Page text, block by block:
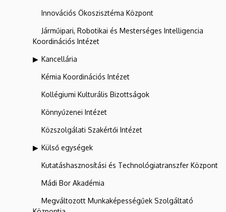
Innovációs Ökoszisztéma Központ
Járműipari, Robotikai és Mesterséges Intelligencia
Koordinációs Intézet
Kancellária
Kémia Koordinációs Intézet
Kollégiumi Kulturális Bizottságok
Könnyűzenei Intézet
Közszolgálati Szakértői Intézet
Külső egységek
Kutatáshasznosítási és Technológiatranszfer Központ
Mádi Bor Akadémia
Megváltozott Munkaképességűek Szolgáltató